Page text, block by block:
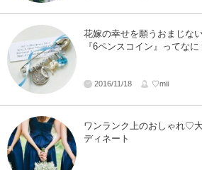
花嫁の幸せを願うおまじな
『6ペンスコイン』ってな
2016/11/18 ♡mii
ワンランク上のおしゃれ♡
ディネート